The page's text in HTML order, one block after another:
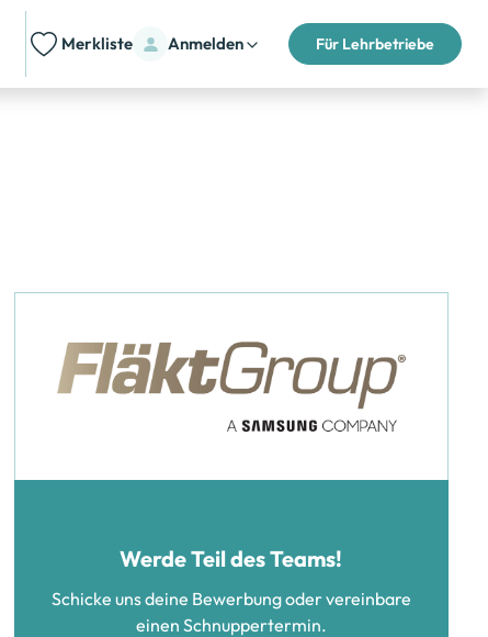
Merkliste Anmelden Für Lehrbetriebe
Werde Teil des Teams!
Schicke uns deine Bewerbung oder vereinbare
einen Schnuppertermin.